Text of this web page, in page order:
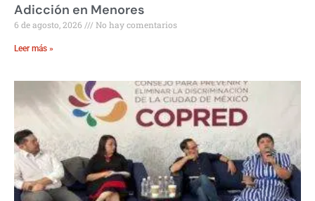
Adicción en Menores
6 de agosto, 2026 No hay comentarios
Leer más »